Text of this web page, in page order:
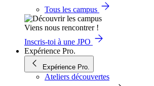
Tous les campus
Viens nous rencontrer !
Inscris-toi à une JPO
Expérience Pro.
Expérience Pro.
Ateliers découvertes